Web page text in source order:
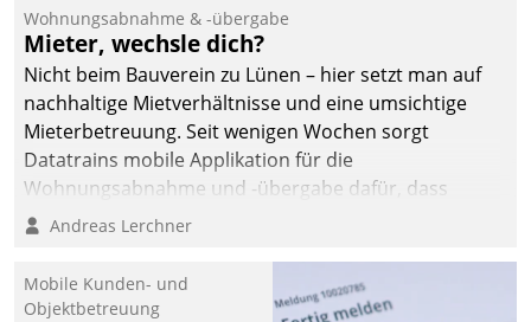
und Beschwerde-Management einen eigenen Kanal
ein.
Wohnungsabnahme & -übergabe
Mieter, wechsle dich?
Nicht beim Bauverein zu Lünen – hier setzt man auf
nachhaltige Mietverhältnisse und eine umsichtige
Mieterbetreuung. Seit wenigen Wochen sorgt
Datatrains mobile Applikation für die
Wohnungsabnahme und -übergabe dafür, dass
Mieter wohlgeordnet kommen und, so es sein muss,
Andreas Lerchner
Mobile Kunden- und
Objektbetreuung